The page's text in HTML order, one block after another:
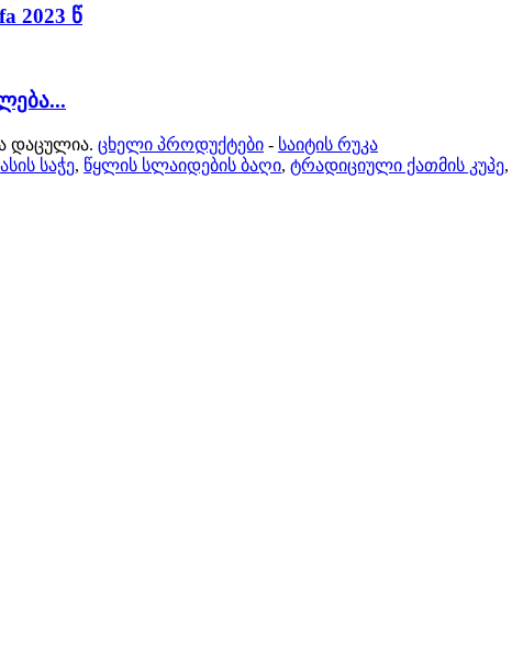
2023 წ
დაცულია. ცხელი პროდუქტები - საიტის რუკა
საჭე, წყლის სლაიდების ბაღი, ტრადიციული ქათმის კუპე,